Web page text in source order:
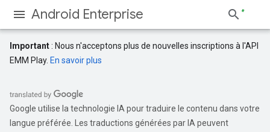
Android Enterprise
Important: Nous n'acceptons plus de nouvelles inscriptions à l'API
EMM Play. En savoir plus
Google utilise la technologie IA pour traduire le contenu dans votre
langue préférée. Les traductions générées par IA peuvent